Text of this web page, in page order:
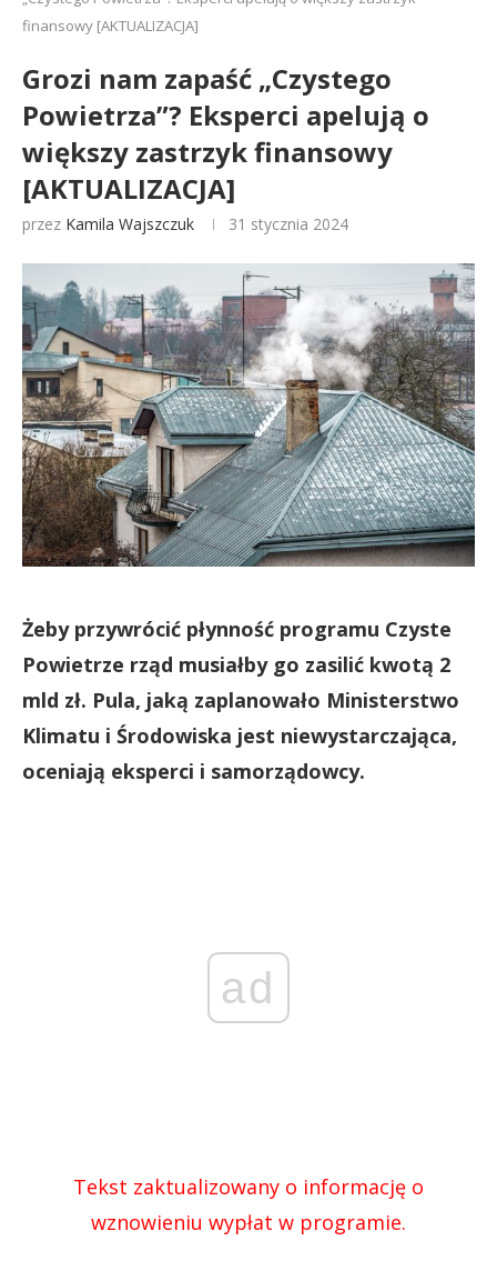
finansowy [AKTUALIZACJA]
Grozi nam zapaść „Czystego
Powietrza”? Eksperci apelują o
większy zastrzyk finansowy
[AKTUALIZACJA]
przez Kamila Wajszczuk 31 stycznia 2024
Żeby przywrócić płynność programu Czyste
Powietrze rząd musiałby go zasilić kwotą 2
mld zł. Pula, jaką zaplanowało Ministerstwo
Klimatu i Środowiska jest niewystarczająca,
oceniają eksperci i samorządowcy.
ad
Tekst zaktualizowany o informację o
wznowieniu wypłat w programie.